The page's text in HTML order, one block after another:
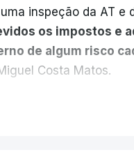
inspeção da AT e
os impostos e
de algum risco
Costa Matos.